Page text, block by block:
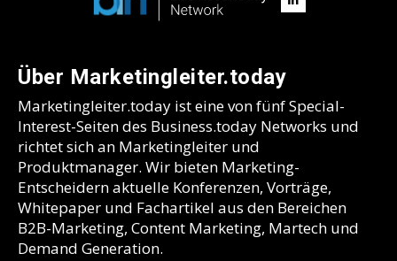
Über Marketingleiter.today
Marketingleiter.today ist eine von fünf Special-
Interest-Seiten des Business.today Networks und
richtet sich an Marketingleiter und
Produktmanager. Wir bieten Marketing-
Entscheidern aktuelle Konferenzen, Vorträge,
Whitepaper und Fachartikel aus den Bereichen
B2B-Marketing, Content Marketing, Martech und
Demand Generation.